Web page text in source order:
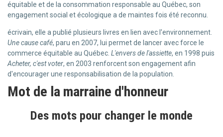
équitable et de la consommation responsable au Québec, son
engagement social et écologique a de maintes fois été reconnu.
écrivain, elle a publié plusieurs livres en lien avec l'environnement.
Une cause café, paru en 2007, lui permet de lancer avec force le
commerce équitable au Québec. L'envers de l'assiette, en 1998 puis
Acheter, c'est voter, en 2003 renforcent son engagement afin
d'encourager une responsabilisation de la population.
Mot de la marraine d'honneur
Des mots pour changer le monde